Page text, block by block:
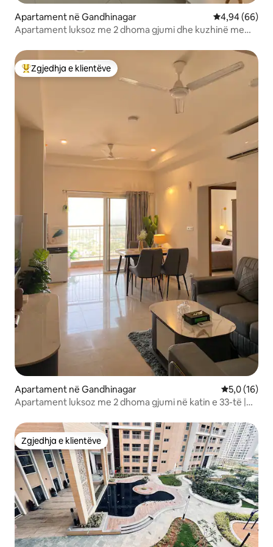
Apartament në Gandhinagar Vlerësimi
4,94 (66)
Apartament luksoz me 2 dhoma gjumi dhe kuzhinë me
Më të mirat e zgjedhjeve të klientëve
Zgjedhja e klientëve
Apartament në Gandhinagar Vlerësimi
5,0 (16)
Apartament luksoz me 2 dhoma gjumi në katin e 33-të |
Zgjedhja e klientëve
Zgjedhja e klientëve